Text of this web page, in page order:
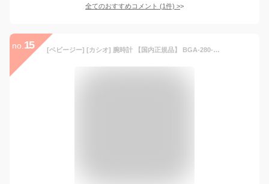
全てのおすすめコメント (1件) >
no. 15 [ベビージー] [カシオ] 腕時計 【国内正規品】 BGA-280-1AJF レディース ブラック